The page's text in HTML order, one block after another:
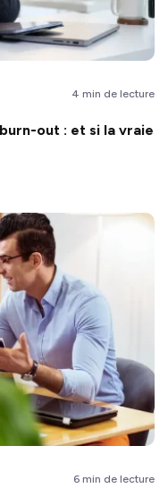
4 min de lecture
out : et si la vraie
6 min de lecture